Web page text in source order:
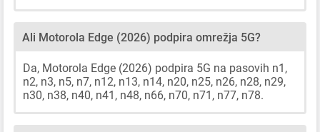
Ali Motorola Edge (2026) podpira omrežja 5G?
Da, Motorola Edge (2026) podpira 5G na pasovih n1,
n2, n3, n5, n7, n12, n13, n14, n20, n25, n26, n28, n29,
n30, n38, n40, n41, n48, n66, n70, n71, n77, n78.